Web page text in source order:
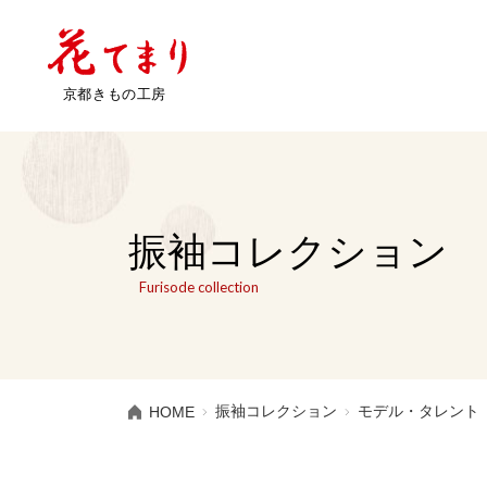
HOME 振袖コレクション モデル・タレント
振袖コレクション
Furisode collection